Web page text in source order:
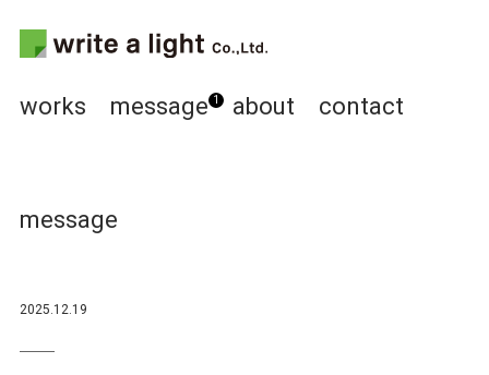
works message 1 about contact
message
2025.12.19